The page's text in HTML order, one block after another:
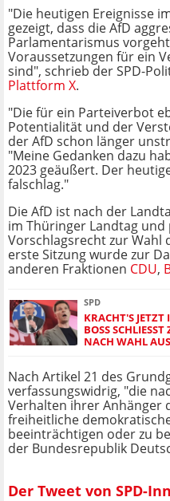
"Die heutigen Ereignisse
gezeigt, dass die AfD
Parlamentarismus
Voraussetzungen für ein
sind", schrieb der SPD-
Plattform X.
"Die für ein Parteiverbot
Potentialität und der
der AfD schon länger
"Meine Gedanken dazu
2023 geäußert. Der
falschlag."
Die AfD ist nach der
im Thüringer Landtag
Vorschlagsrecht zur Wahl
erste Sitzung wurde zur
anderen Fraktionen CDU,
SPD
KRACHT'S
BOSS
ACH WAHL AUS
Nach Artikel 21 des
verfassungswidrig, "die
Verhalten ihrer Anhänger
freiheitliche
beeinträchtigen oder zu
der Bundesrepublik
Der Tweet von SPD-